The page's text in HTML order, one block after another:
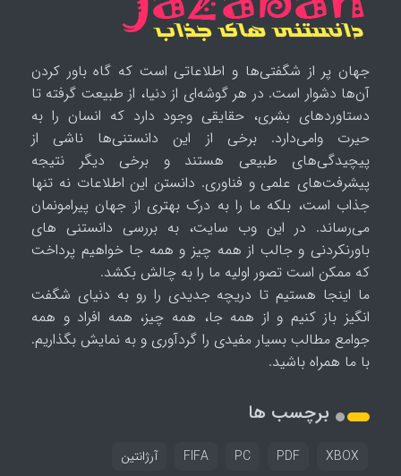
جهان پر از شگفتی‌ها و اطلاعاتی است که گاه باور کردن
آن‌ها دشوار است. در هر گوشه‌ای از دنیا، از طبیعت گرفته تا
دستاوردهای بشری، حقایقی وجود دارد که انسان را به
حیرت وامی‌دارد. برخی از این دانستنی‌ها ناشی از
پیچیدگی‌های طبیعی هستند و برخی دیگر نتیجه
پیشرفت‌های علمی و فناوری. دانستن این اطلاعات نه تنها
جذاب است، بلکه ما را به درک بهتری از جهان پیرامونمان
می‌رساند. در این وب سایت، به بررسی دانستنی های
باورنکردنی و جالب از همه چیز و همه جا خواهیم پرداخت
که ممکن است تصور اولیه ما را به چالش بکشد.
ما اینجا هستیم تا دریچه جدیدی را رو به دنیای شگفت
انگیز باز کنیم و از همه جا، همه چیز، همه افراد و همه
جوامع مطالب بسیار مفیدی را گردآوری و به نمایش بگذاریم.
با ما همراه باشید.
برچسب ها
FIFA PC PDF XBOX
آرژانتین